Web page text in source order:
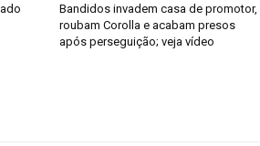
Bandidos invadem casa de promotor,
roubam Corolla e acabam presos
após perseguição; veja vídeo